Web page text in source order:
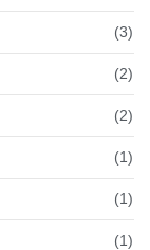
(3)
(2)
(2)
(1)
(1)
(1)